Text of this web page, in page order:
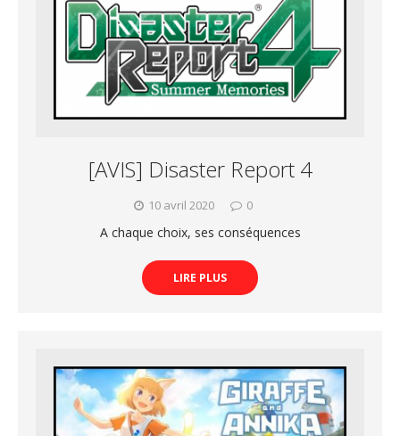
[AVIS] Disaster Report 4
10 avril 2020 0
A chaque choix, ses conséquences
LIRE PLUS